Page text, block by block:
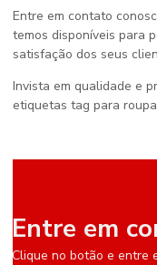
Entre em contato
temos disponíveis para
satisfação dos seus
Invista em qualidade e
etiquetas tag para
Entre em
Clique no botão e entre